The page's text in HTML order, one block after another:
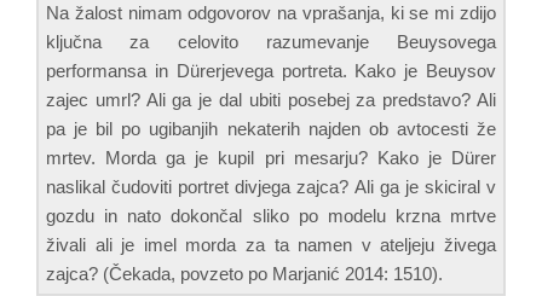
Na žalost nimam odgovorov na vprašanja, ki se mi zdijo
ključna za celovito razumevanje Beuysovega
performansa in Dürerjevega portreta. Kako je Beuysov
zajec umrl? Ali ga je dal ubiti posebej za predstavo? Ali
pa je bil po ugibanjih nekaterih najden ob avtocesti že
mrtev. Morda ga je kupil pri mesarju? Kako je Dürer
naslikal čudoviti portret divjega zajca? Ali ga je skiciral v
gozdu in nato dokončal sliko po modelu krzna mrtve
živali ali je imel morda za ta namen v ateljeju živega
zajca? (Čekada, povzeto po Marjanić 2014: 1510).